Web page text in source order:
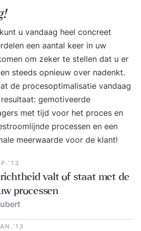
te benutten en waarde te
branding vloeit voort uit
aansluit bij jouw specifieke
en kracht? Hoe blokkeer je
gewenst gedrag niet laat zien
ineffectieve gedrag
wijze helpt de kunst van
bij het realiseren van je
jij bij tegenslag of
van ontkenning, weerstand
proactiviteit? Wat zijn
die jij krijgt van anderen en
door proactief
je jouw invloed en
vergroten? Je maakt kennis
van Robert
je jouw sterke punten in
u vandaag heel concreet
een aantal keer in uw
om zeker te stellen dat u er
steeds opnieuw over nadenkt.
de procesoptimalisatie vandaag
gemotiveerde
met tijd voor het proces en
processen en een
meerwaarde voor de klant!
valt of staat met de
processen